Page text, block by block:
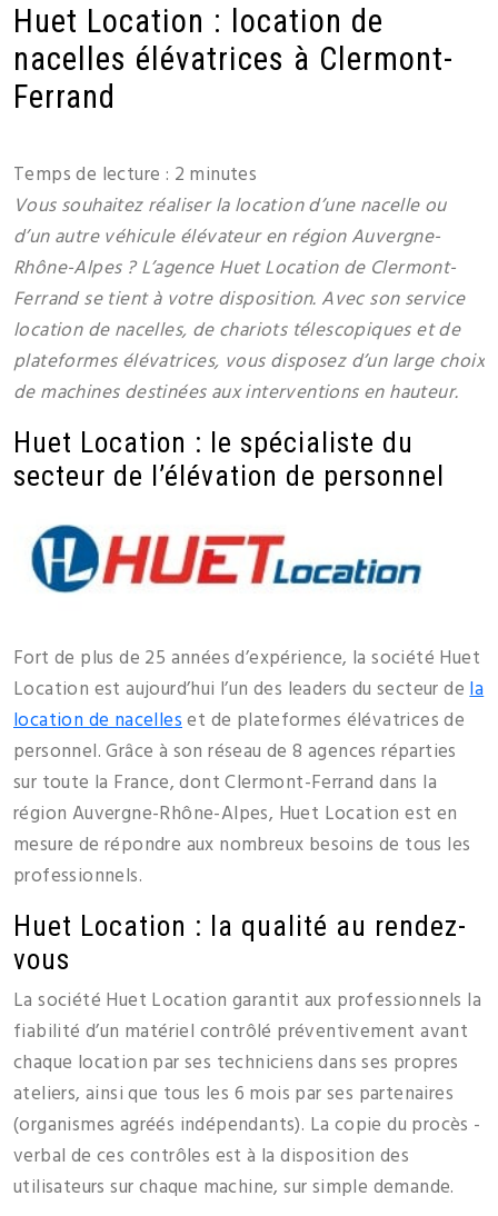
Huet Location : location de
nacelles élévatrices à Clermont-
Ferrand
Temps de lecture : 2 minutes
Vous souhaitez réaliser la location d’une nacelle ou
d’un autre véhicule élévateur en région Auvergne-
Rhône-Alpes ? L’agence Huet Location de Clermont-
Ferrand se tient à votre disposition. Avec son service
location de nacelles, de chariots télescopiques et de
plateformes élévatrices, vous disposez d’un large choix
de machines destinées aux interventions en hauteur.
Huet Location : le spécialiste du
secteur de l’élévation de personnel
Fort de plus de 25 années d’expérience, la société Huet
Location est aujourd’hui l’un des leaders du secteur dela
location de nacelleset de plateformes élévatrices de
personnel. Grâce à son réseau de 8 agences réparties
sur toute la France, dont Clermont-Ferrand dans la
région Auvergne-Rhône-Alpes, Huet Location est en
mesure de répondre aux nombreux besoins de tous les
professionnels.
Huet Location : la qualité au rendez-
vous
La société Huet Location garantit aux professionnels la
fiabilité d’un matériel contrôlé préventivement avant
chaque location par ses techniciens dans ses propres
ateliers, ainsi que tous les 6 mois par ses partenaires
(organismes agréés indépendants). La copie du procès -
verbal de ces contrôles est à la disposition des
utilisateurs sur chaque machine, sur simple demande.